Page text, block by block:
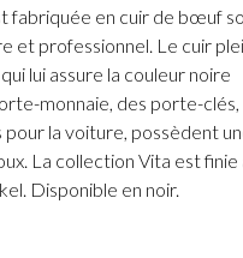
fabriquée en cuir de bœuf
et professionnel. Le cuir
lui assure la couleur noire
monnaie, des porte-clés,
la voiture, possèdent
La collection Vita est finie
Disponible en noir.